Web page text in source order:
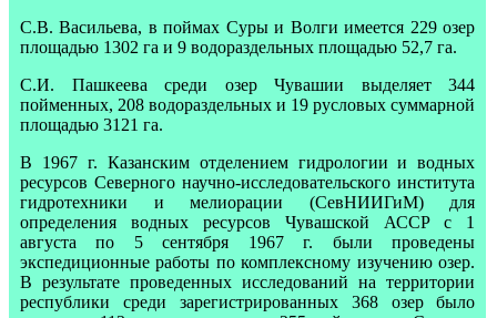
С.В. Васильева, в поймах Суры и Волги имеется 229 озер
площадью 1302 га и 9 водораздельных площадью 52,7 га.
С.И. Пашкеева среди озер Чувашии выделяет 344
пойменных, 208 водораздельных и 19 русловых суммарной
площадью 3121 га.
В 1967 г. Казанским отделением гидрологии и водных
ресурсов Северного научно-исследовательского института
гидротехники и мелиорации (СевНИИГиМ) для
определения водных ресурсов Чувашской АССР с 1
августа по 5 сентября 1967 г. были проведены
экспедиционные работы по комплексному изучению озер.
В результате проведенных исследований на территории
республики среди зарегистрированных 368 озер было